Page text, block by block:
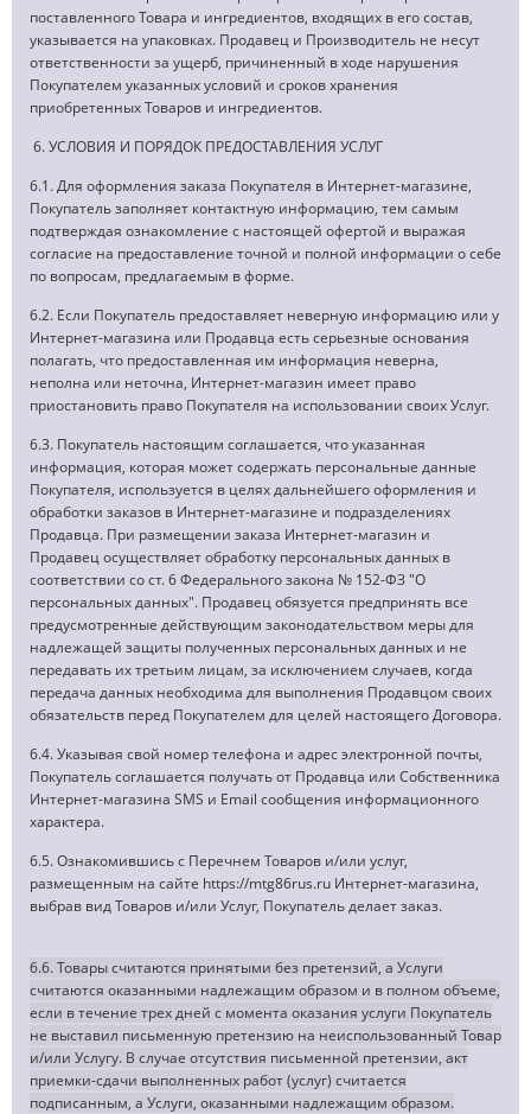
поставленного Товара и ингредиентов, входящих в его состав,
указывается на упаковках. Продавец и Производитель не несут
ответственности за ущерб, причиненный в ходе нарушения
Покупателем указанных условий и сроков хранения
приобретенных Товаров и ингредиентов.
6. УСЛОВИЯ И ПОРЯДОК ПРЕДОСТАВЛЕНИЯ УСЛУГ
6.1. Для оформления заказа Покупателя в Интернет-магазине,
Покупатель заполняет контактную информацию, тем самым
подтверждая ознакомление с настоящей офертой и выражая
согласие на предоставление точной и полной информации о себе
по вопросам, предлагаемым в форме.
6.2. Если Покупатель предоставляет неверную информацию или у
Интернет-магазина или Продавца есть серьезные основания
полагать, что предоставленная им информация неверна,
неполна или неточна, Интернет-магазин имеет право
приостановить право Покупателя на использовании своих Услуг.
6.3. Покупатель настоящим соглашается, что указанная
информация, которая может содержать персональные данные
Покупателя, используется в целях дальнейшего оформления и
обработки заказов в Интернет-магазине и подразделениях
Продавца. При размещении заказа Интернет-магазин и
Продавец осуществляет обработку персональных данных в
соответствии со ст. 6 Федерального закона № 152-ФЗ "О
персональных данных". Продавец обязуется предпринять все
предусмотренные действующим законодательством меры для
надлежащей защиты полученных персональных данных и не
передавать их третьим лицам, за исключением случаев, когда
передача данных необходима для выполнения Продавцом своих
обязательств перед Покупателем для целей настоящего Договора.
6.4. Указывая свой номер телефона и адрес электронной почты,
Покупатель соглашается получать от Продавца или Собственника
Интернет-магазина SMS и Email сообщения информационного
характера.
6.5. Ознакомившись с Перечнем Товаров и/или услуг,
размещенным на сайте https://mtg86rus.ru Интернет-магазина,
выбрав вид Товаров и/или Услуг, Покупатель делает заказ.
6.6. Товары считаются принятыми без претензий, а Услуги
считаются оказанными надлежащим образом и в полном объеме,
если в течение трех дней с момента оказания услуги Покупатель
не выставил письменную претензию на неиспользованный Товар
и/или Услугу. В случае отсутствия письменной претензии, акт
приемки-сдачи выполненных работ (услуг) считается
подписанным, а Услуги, оказанными надлежащим образом.